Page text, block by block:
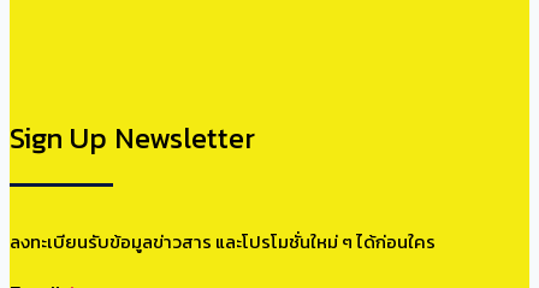
Sign Up Newsletter
ลงทะเบียนรับข้อมูลข่าวสาร และโปรโมชั่นใหม่ ๆ ได้ก่อนใคร